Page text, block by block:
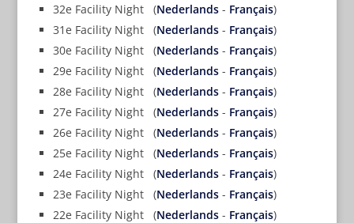
32e Facility Night (Nederlands- Français)
31e Facility Night (Nederlands- Français)
30e Facility Night (Nederlands- Français)
29e Facility Night (Nederlands- Français)
28e Facility Night (Nederlands- Français)
27e Facility Night (Nederlands- Français)
26e Facility Night (Nederlands- Français)
25e Facility Night (Nederlands- Français)
24e Facility Night (Nederlands- Français)
23e Facility Night (Nederlands- Français)
22e Facility Night (Nederlands- Français)